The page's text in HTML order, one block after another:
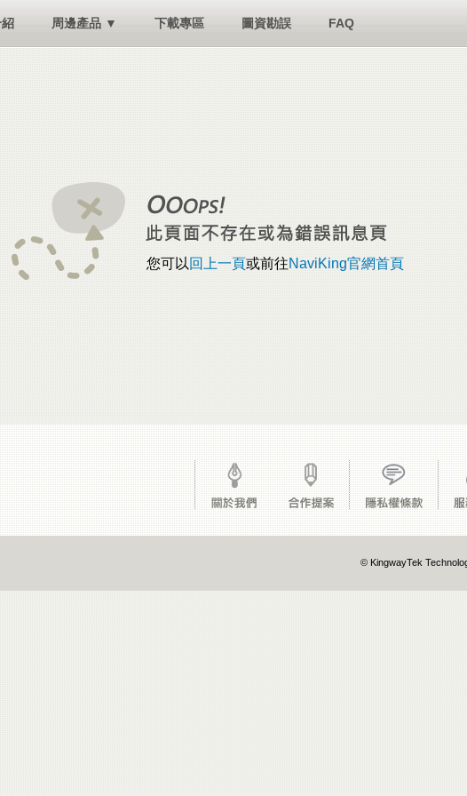
周邊產品 ▼ 下載專區 圖資勘誤 FAQ
您可以 回上一頁或前往NaviKing官網首頁
© KingwayTek